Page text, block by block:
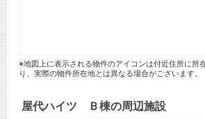
※地図上に表示される物件のアイコンは付近住所に所
り、実際の物件所在地とは異なる場合がございます。
屋代ハイツ Ｂ棟の周辺施設